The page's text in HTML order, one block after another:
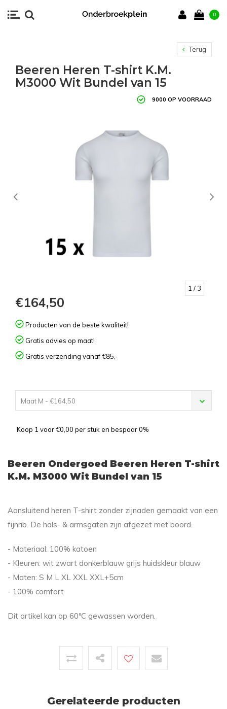
0
Terug
Beeren Heren T-shirt K.M.
M3000 Wit Bundel van 15
9000 OP VOORRAAD
1 / 3
€164,50
Producten van de beste kwaliteit!
Gratis advies op maat!
Gratis verzending vanaf €85,-
Maat M - €164,50
Koop 1 voor €0,00 per stuk en bespaar 0%
Beeren Ondergoed Beeren Heren T-shirt
K.M. M3000 Wit Bundel van 15
Aansluitend heren T-shirt zonder zijnaden gemaakt van een
fijnrib. De hals- & armsgaten zijn afgezet met boord.
- Materiaal: 100% katoen
- Kleuren: wit zwart donkerblauw grijs huidskleur blauw
- Maten: S M L XL XXL XXL+5cm
- 100% comfort
Dit artikel kan op 60ºC gewassen worden.
Gerelateerde producten